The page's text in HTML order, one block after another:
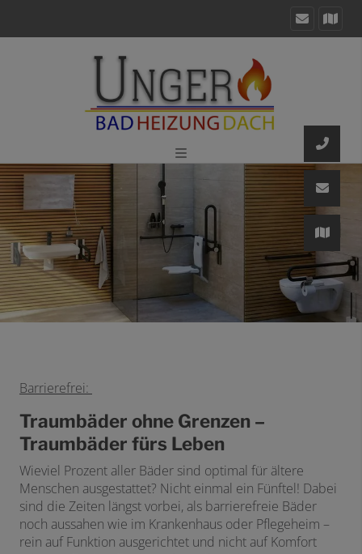
Barrierefrei:
Traumbäder ohne Grenzen –
Traumbäder fürs Leben
Wieviel Prozent aller Bäder sind optimal für ältere
Menschen ausgestattet? Nicht einmal ein Fünftel! Dabei
sind die Zeiten längst vorbei, als barrierefreie Bäder
noch aussahen wie im Krankenhaus oder Pflegeheim –
rein auf Funktion ausgerichtet und nicht auf Komfort